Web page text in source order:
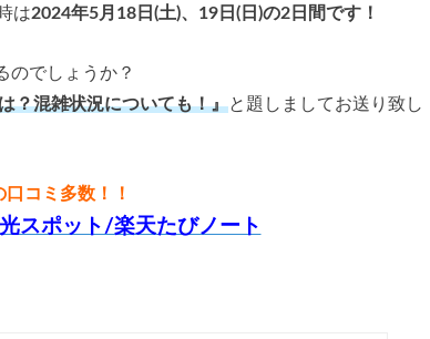
は2024年5月18日(土)、19日(日)の2日間です！
のでしょうか？
？混雑状況についても！』と題しましてお送り致し
コミ多数！！
スポット/楽天たびノート